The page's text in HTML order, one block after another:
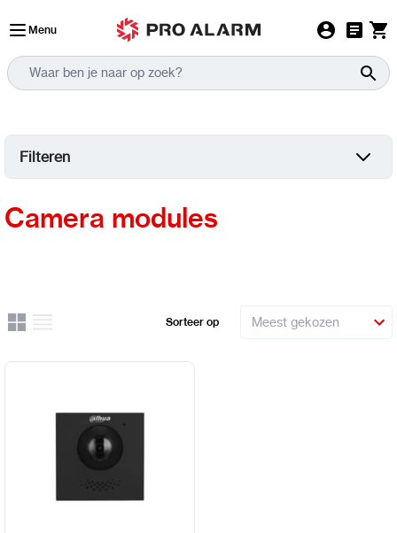
Menu
Filteren
Camera modules
Uitzicht
Rooster
Lijst Sorteer op